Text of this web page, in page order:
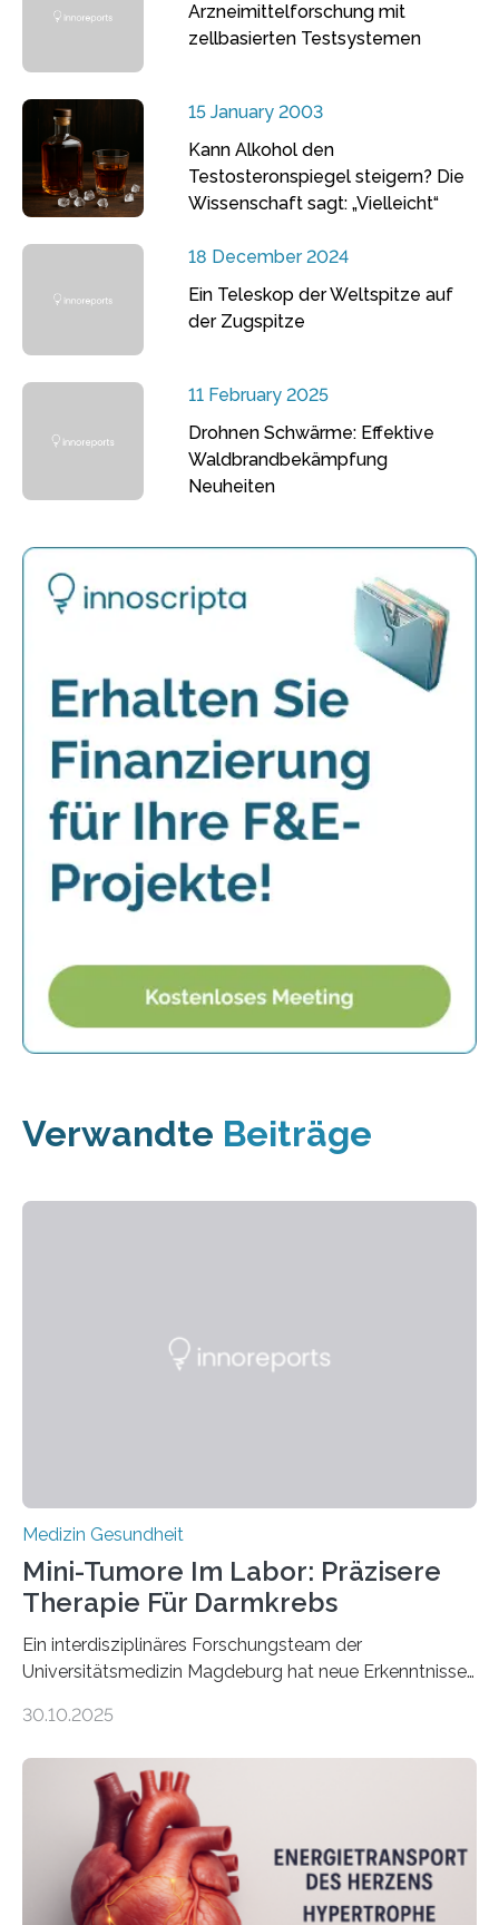
Arzneimittelforschung mit
zellbasierten Testsystemen
15 January 2003
Kann Alkohol den
Testosteronspiegel steigern? Die
Wissenschaft sagt: „Vielleicht“
18 December 2024
Ein Teleskop der Weltspitze auf
der Zugspitze
11 February 2025
Drohnen Schwärme: Effektive
Waldbrandbekämpfung
Neuheiten
Verwandte Beiträge
Medizin Gesundheit
Mini-Tumore Im Labor: Präzisere
Therapie Für Darmkrebs
Ein interdisziplinäres Forschungsteam der
Universitätsmedizin Magdeburg hat neue Erkenntnisse
behandelt werden kann. In ihrer aktuellen Studie,
Oncology, zeigen die Forschenden, dass Mini-Tumore
aus Gewebe von Patientinnen und Patienten –
sogenannte Organoide – genutzt werden können, um
vorab zu prüfen, welche Medikamente am besten
wirken. Dabei wurde ein Eiweiß identifiziert, das künftig
als Biomarker für die Wahl der passenden Therapie
30.10.2025